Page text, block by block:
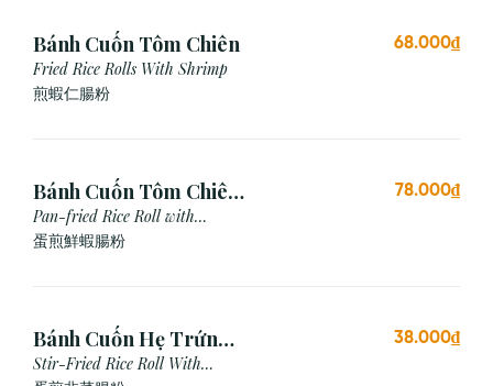
Bánh Cuốn Tôm Chiên
Fried Rice Rolls With Shrimp
煎蝦仁腸粉
68.000₫
Bánh Cuốn Tôm Chiên
Trứng
Pan-fried Rice Roll with
Shrimp & Egg
蛋煎鮮蝦腸粉
78.000₫
Bánh Cuốn Hẹ Trứng
Xào
Stir-Fried Rice Roll With
38.000₫